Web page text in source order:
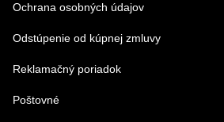
Ochrana osobných údajov
Odstúpenie od kúpnej zmluvy
Reklamačný poriadok
Poštovné